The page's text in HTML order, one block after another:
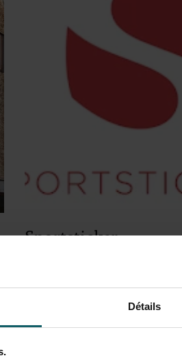
Détails
Sportsticker
pratiquer une grande variété de
Visitez Sportsticker